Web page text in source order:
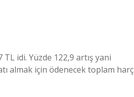
TL idi. Yüzde 122,9 artış yani
almak için ödenecek toplam harç